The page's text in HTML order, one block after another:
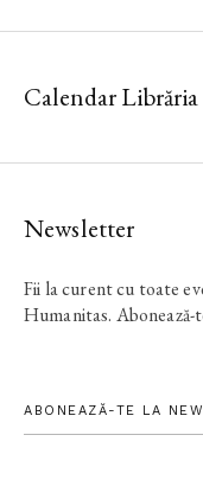
Calendar
Newsletter
Fii la curent cu toate
Humanitas. Abonează-
ABONEAZĂ-TE LA